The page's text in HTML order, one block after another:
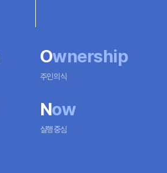
wnership
O
주인의식
ow
N
실행중심